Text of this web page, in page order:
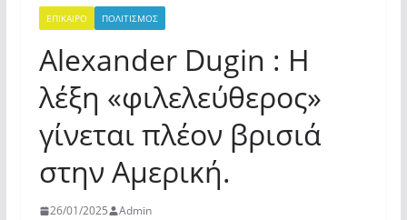
«Έλληνες» η κυβέρνηση! (φωτο)
ΕΠΙΚΑΙΡΟ ΠΟΛΙΤΙΣΜΟΣ
Alexander Dugin : H
λέξη «φιλελεύθερος»
γίνεται πλέον βρισιά
στην Αμερική.
26/01/2025 Admin